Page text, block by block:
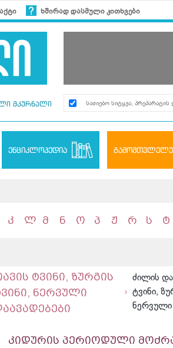
ხშირად დასმული კითხვები
მკურნალი
ენციკლოპედია
კ ლ მ ნ ო პ ჟ რ ს ტ
ტვინი, ზურგის
ნერვული
ძილის
ტვინი,
ნერვული
კიდურის პერიოდული